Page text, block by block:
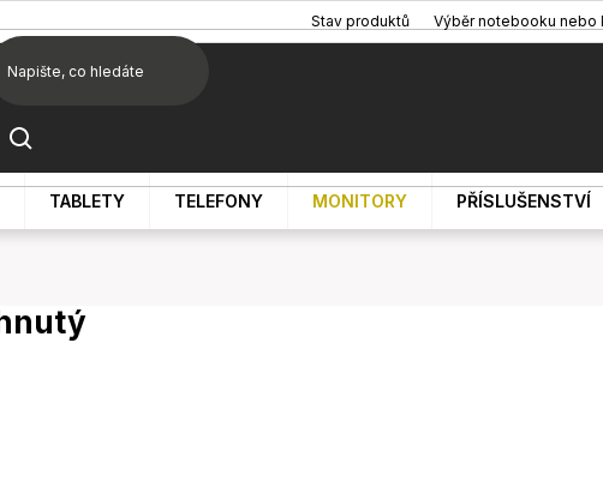
Stav produktů Výběr notebooku nebo
TABLETY TELEFONY MONITORY PŘÍSLUŠENSTVÍ